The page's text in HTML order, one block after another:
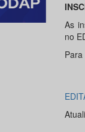
As
no